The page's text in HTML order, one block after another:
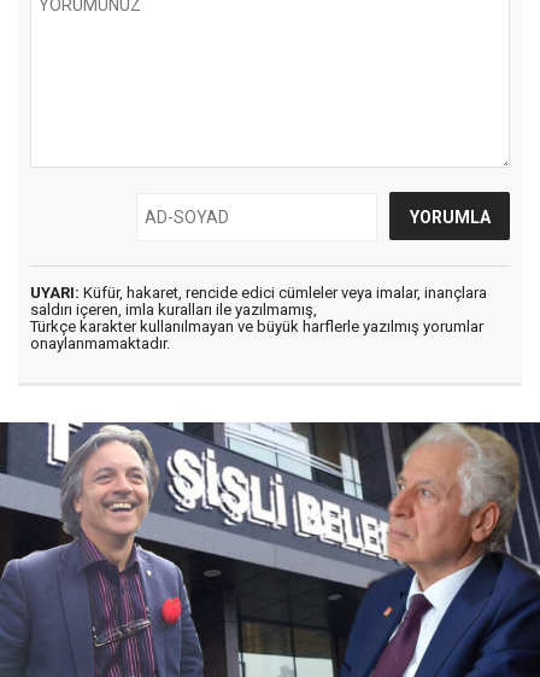
UYARI: Küfür, hakaret, rencide edici cümleler veya imalar, inançlara
saldırı içeren, imla kuralları ile yazılmamış,
Türkçe karakter kullanılmayan ve büyük harflerle yazılmış yorumlar
onaylanmamaktadır.